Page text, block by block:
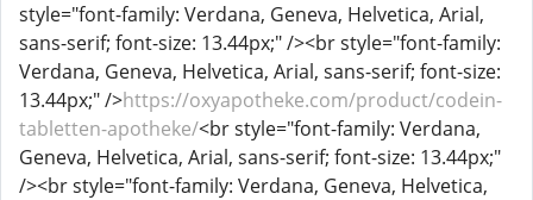
style="font-family: Verdana, Geneva, Helvetica, Arial,
sans-serif; font-size: 13.44px;" /><br style="font-family:
Verdana, Geneva, Helvetica, Arial, sans-serif; font-size:
13.44px;" />https://oxyapotheke.com/product/codein-
tabletten-apotheke/<br style="font-family: Verdana,
Geneva, Helvetica, Arial, sans-serif; font-size: 13.44px;"
/><br style="font-family: Verdana, Geneva, Helvetica,